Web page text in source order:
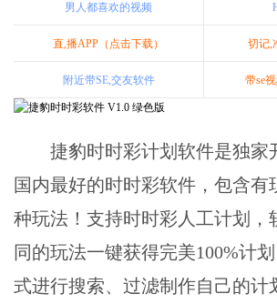
男人都喜欢的视频
直,播APP（点击下载） 切记,
附近带SE,交友软件 带se
捷豹时时彩计划软件是独家
国内最好的时时彩软件，包含有
种玩法！支持时时彩人工计划，
同的玩法一键获得完美100%计
式进行搜索、过滤制作自己的计